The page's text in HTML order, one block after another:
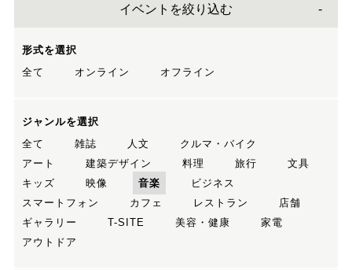
イベントを絞り込む
形式を選択
全て
オンライン オフライン
ジャンルを選択
全て
雑誌 人文
クルマ・バイク
アート
建築デザイン 料理 旅行
文具
キッズ
映像 音楽
ビジネス
スマートフォン
カフェ レストラン
店舗
ギャラリー
T-SITE 美容・健康
家電
アウトドア